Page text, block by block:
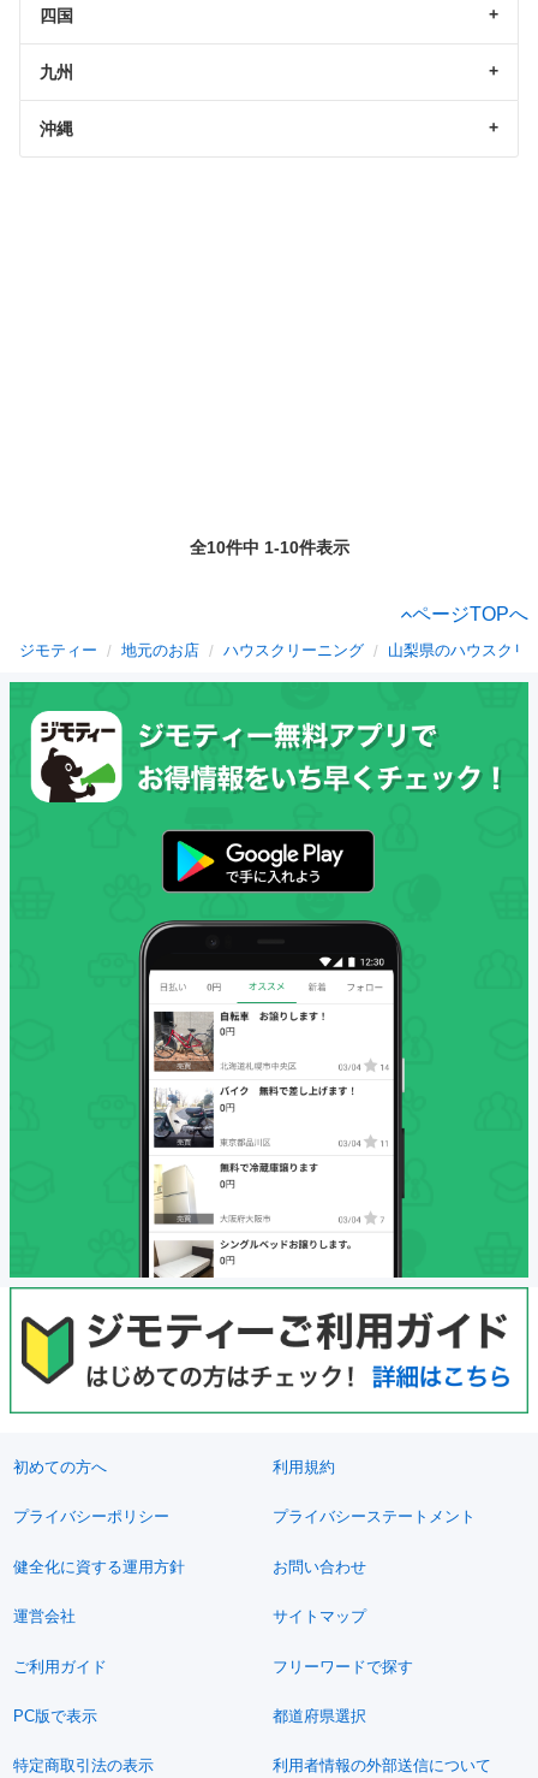
四国
九州
沖縄
全10件中 1-10件表示
ページTOPへ
ジモティー 地元のお店 ハウスクリーニング 山梨県のハウスクリ
初めての方へ 利用規約
プライバシーポリシー プライバシーステートメント
健全化に資する運用方針 お問い合わせ
運営会社 サイトマップ
ご利用ガイド フリーワードで探す
PC版で表示 都道府県選択
特定商取引法の表示 利用者情報の外部送信について